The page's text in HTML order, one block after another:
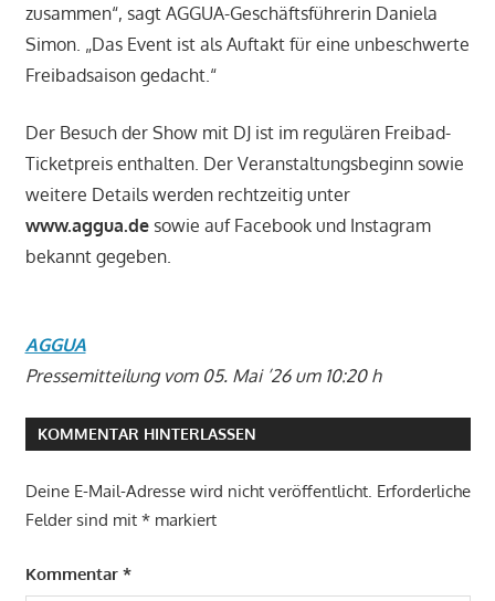
zusammen“, sagt AGGUA-Geschäftsführerin Daniela
Simon. „Das Event ist als Auftakt für eine unbeschwerte
Freibadsaison gedacht.“
Der Besuch der Show mit DJ ist im regulären Freibad-
Ticketpreis enthalten. Der Veranstaltungsbeginn sowie
weitere Details werden rechtzeitig unter
www.aggua.desowie auf Facebook und Instagram
bekannt gegeben.
AGGUA
Pressemitteilung vom 05. Mai ’26 um 10:20 h
KOMMENTAR HINTERLASSEN
Deine E-Mail-Adresse wird nicht veröffentlicht. Erforderliche
Felder sind mit *markiert
Kommentar *